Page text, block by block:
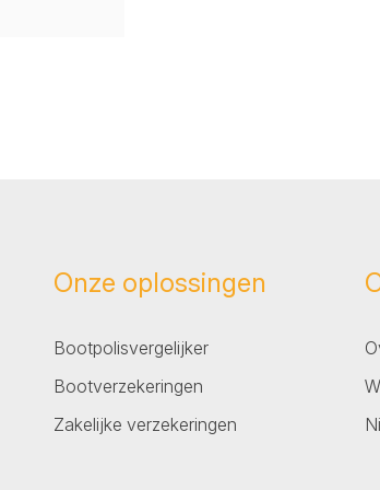
Onze oplossingen
Bootpolisvergelijker
Bootverzekeringen
Zakelijke verzekeringen